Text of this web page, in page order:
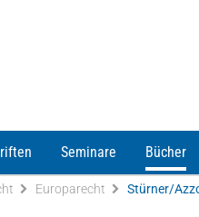
Seminare Bücher
Europarecht